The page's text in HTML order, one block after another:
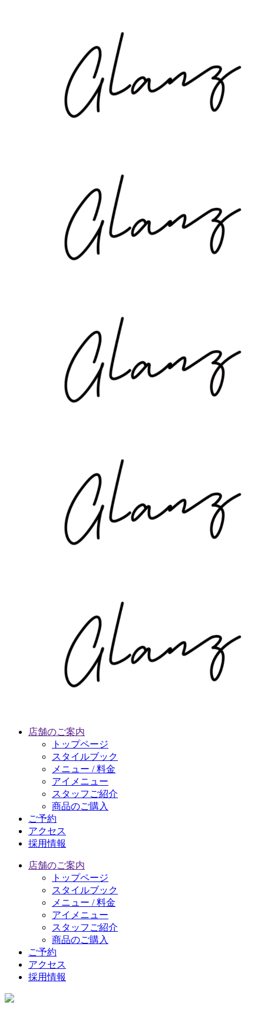
店舗のご案内
トップページ
スタイルブック
メニュー / 料金
アイメニュー
スタッフご紹介
商品のご購入
ご予約
アクセス
採用情報
店舗のご案内
トップページ
スタイルブック
メニュー / 料金
アイメニュー
スタッフご紹介
商品のご購入
ご予約
アクセス
採用情報